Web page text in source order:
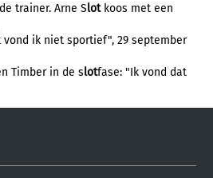
trainer. Arne Slotkoos met een
vond ik niet sportief", 29 september
Timber in de slotfase: "Ik vond dat